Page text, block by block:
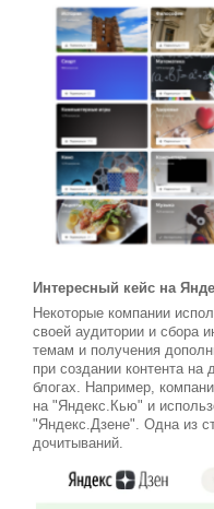
Интересный кейс на
Некоторые компании
своей аудитории и сбора
темам и получения
при создании контента на
блогах. Например,
на "Яндекс.Кью" и
"Яндекс.Дзене". Одна из
дочитываний.